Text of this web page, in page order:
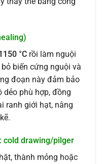
°C rồi làm nguội
biến cứng nguội và
đoạn này đảm bảo
phù hợp, đồng
ranh giới hạt, nâng
cold drawing/pilger
thành mỏng hoặc